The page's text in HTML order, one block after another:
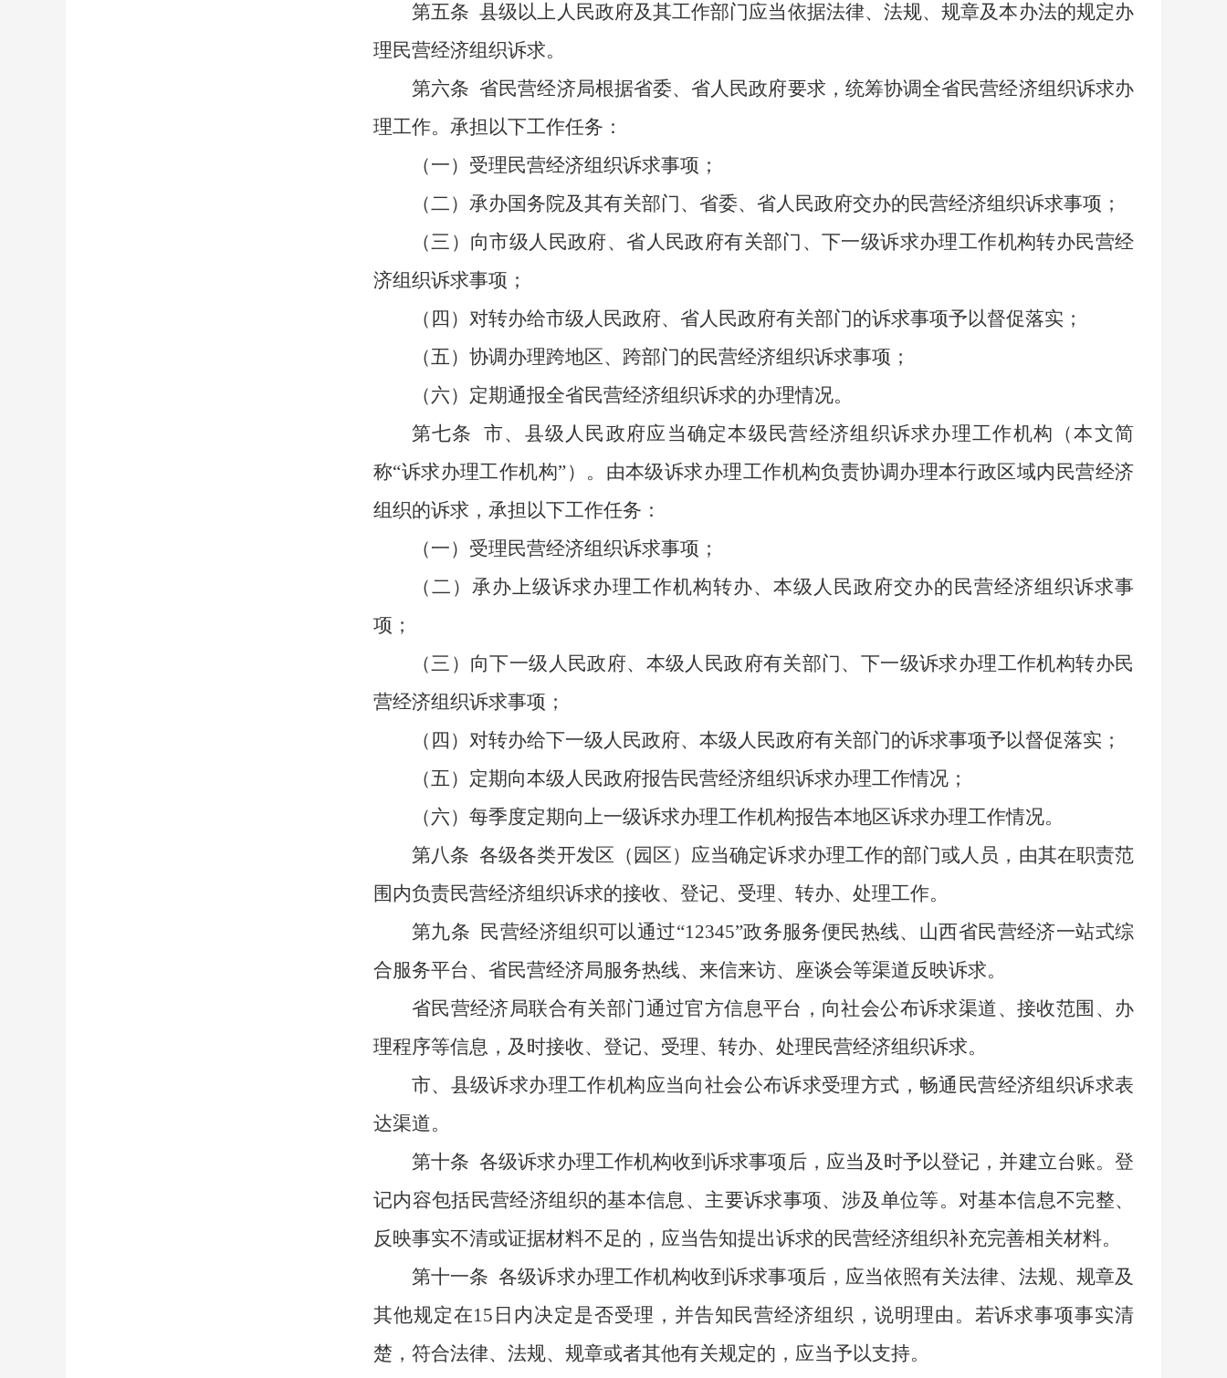
第五条 县级以上人民政府及其工作部门应当依据法律、法规、规章及本办法的规定办
理民营经济组织诉求。
第六条 省民营经济局根据省委、省人民政府要求，统筹协调全省民营经济组织诉求办
理工作。承担以下工作任务：
（一）受理民营经济组织诉求事项；
（二）承办国务院及其有关部门、省委、省人民政府交办的民营经济组织诉求事项；
（三）向市级人民政府、省人民政府有关部门、下一级诉求办理工作机构转办民营经
济组织诉求事项；
（四）对转办给市级人民政府、省人民政府有关部门的诉求事项予以督促落实；
（五）协调办理跨地区、跨部门的民营经济组织诉求事项；
（六）定期通报全省民营经济组织诉求的办理情况。
第七条
市、县级人民政府应当确定本级民营经济组织诉求办理工作机构（本文简
称“诉求办理工作机构”）。由本级诉求办理工作机构负责协调办理本行政区域内民营经济
组织的诉求，承担以下工作任务：
（一）受理民营经济组织诉求事项；
（二）承办上级诉求办理工作机构转办、本级人民政府交办的民营经济组织诉求事
项；
（三）向下一级人民政府、本级人民政府有关部门、下一级诉求办理工作机构转办民
营经济组织诉求事项；
（四）对转办给下一级人民政府、本级人民政府有关部门的诉求事项予以督促落实；
（五）定期向本级人民政府报告民营经济组织诉求办理工作情况；
（六）每季度定期向上一级诉求办理工作机构报告本地区诉求办理工作情况。
第八条 各级各类开发区（园区）应当确定诉求办理工作的部门或人员，由其在职责范
围内负责民营经济组织诉求的接收、登记、受理、转办、处理工作。
第九条 民营经济组织可以通过“12345”政务服务便民热线、山西省民营经济一站式综
合服务平台、省民营经济局服务热线、来信来访、座谈会等渠道反映诉求。
省民营经济局联合有关部门通过官方信息平台，向社会公布诉求渠道、接收范围、办
理程序等信息，及时接收、登记、受理、转办、处理民营经济组织诉求。
市、县级诉求办理工作机构应当向社会公布诉求受理方式，畅通民营经济组织诉求表
达渠道。
第十条 各级诉求办理工作机构收到诉求事项后，应当及时予以登记，并建立台账。登
记内容包括民营经济组织的基本信息、主要诉求事项、涉及单位等。对基本信息不完整、
反映事实不清或证据材料不足的，应当告知提出诉求的民营经济组织补充完善相关材料。
第十一条 各级诉求办理工作机构收到诉求事项后，应当依照有关法律、法规、规章及
其他规定在15日内决定是否受理，并告知民营经济组织，说明理由。若诉求事项事实清
楚，符合法律、法规、规章或者其他有关规定的，应当予以支持。